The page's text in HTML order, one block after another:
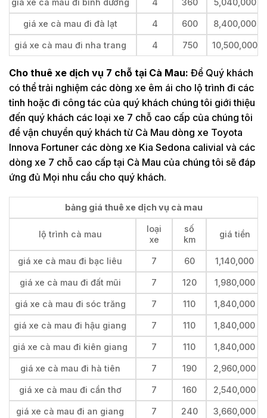
giá xe cà mau đi đà lạt 4 600 8,400,000
giá xe cà mau đi nha trang 4 750 10,500,000
Cho thuê xe dịch vụ 7 chỗ tại Cà Mau: Để Quý khách
có thể trải nghiệm các dòng xe êm ái cho lộ trình đi các
tỉnh hoặc đi công tác của quý khách chúng tôi giới thiệu
đến quý khách các loại xe 7 chỗ cao cấp của chúng tôi
để vận chuyển quý khách từ Cà Mau dòng xe Toyota
Innova Fortuner các dòng xe Kia Sedona calivial và các
dòng xe 7 chỗ cao cấp tại Cà Mau của chúng tôi sẽ đáp
ứng đủ Mọi nhu cầu cho quý khách.
bảng giá thuê xe dịch vụ cà mau
lộ trình cà mau
loại
xe
số
km
giá tiền
giá xe cà mau đi bạc liêu 7 60 1,140,000
giá xe cà mau đi đất mũi 7 120 1,980,000
giá xe cà mau đi sóc trăng 7 110 1,840,000
giá xe cà mau đi hậu giang 7 110 1,840,000
giá xe cà mau đi kiên giang 7 110 1,840,000
giá xe cà mau đi hà tiên 7 190 2,960,000
giá xe cà mau đi cần thơ 7 160 2,540,000
giá xe cà mau đi an giang 7 240 3,660,000